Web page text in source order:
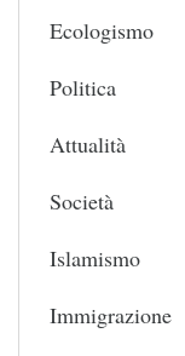
Ecologismo
Politica
Attualità
Società
Islamismo
Immigrazione